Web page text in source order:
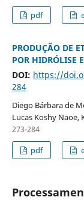
pdf
PRODUÇÃO DE
POR HIDRÓLISE
DOI: https://
284
Diego Bárbara de
Lucas Koshy Naoe,
273-284
pdf